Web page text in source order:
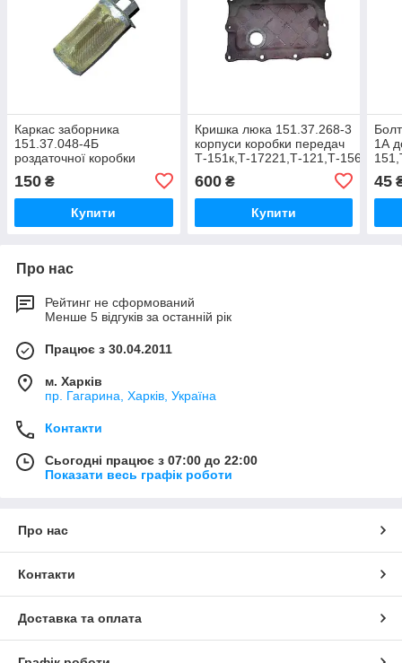
Каркас заборника
151.37.048-4Б
роздаточної коробки
ХТЗ-17021,ХТЗ-17221,ХТЗ-16131.Т-156
150 ₴
Купити
Кришка люка 151.37.268-3
корпуси коробки передач
Т-151к,Т-17221,Т-121,Т-156,Т-
600₴
Купити
1А
45
Про нас
Рейтинг не сформований
Менше 5 відгуків за останній рік
Працює з 30.04.2011
м. Харків
пр. Гагарина, Харків, Україна
Контакти
Сьогодні працює з 07:00 до 22:00
Показати весь графік роботи
Про нас
Контакти
Доставка та оплата